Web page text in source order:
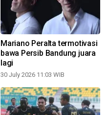
Mariano Peralta termotivasi
bawa Persib Bandung juara
lagi
30 July 2026 11:03 WIB